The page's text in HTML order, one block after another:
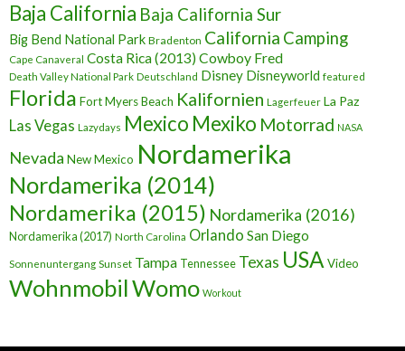
Baja California Baja California Sur
Big Bend National Park Bradenton California Camping
Cape Canaveral Costa Rica (2013) Cowboy Fred
Death Valley National Park Deutschland Disney Disneyworld featured
Florida Fort Myers Beach Kalifornien Lagerfeuer La Paz
Las Vegas Lazydays Mexico Mexiko Motorrad NASA
Nevada New Mexico Nordamerika
Nordamerika (2014)
Nordamerika (2015) Nordamerika (2016)
Nordamerika (2017) North Carolina Orlando San Diego
Sonnenuntergang Sunset Tampa Tennessee Texas USA Video
WohnmobilWomo Workout